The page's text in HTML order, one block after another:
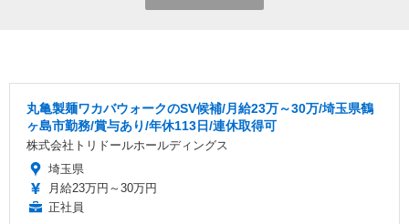
丸亀製麺ワカバウォークのSV候補/月給23万～30万/埼玉県鶴
ヶ島市勤務/賞与あり/年休113日/連休取得可
株式会社トリドールホールディングス
埼玉県
月給23万円～30万円
正社員